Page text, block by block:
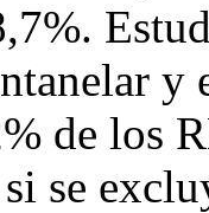
y
de los
se